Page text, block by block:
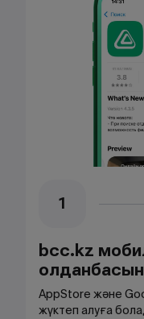
1
bcc.kz
AppStore және
жүктеп алуға